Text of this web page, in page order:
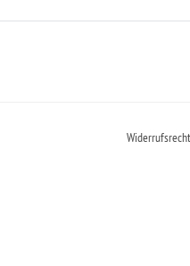
Widerrufsrecht